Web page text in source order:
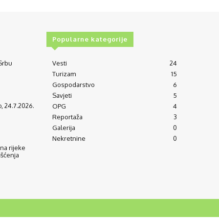
24.7.2026.
rijeke
Popularne kategorije
Vesti
24
Turizam
15
Gospodarstvo
6
Savjeti
5
OPG
4
Reportaža
3
Galerija
0
Nekretnine
0